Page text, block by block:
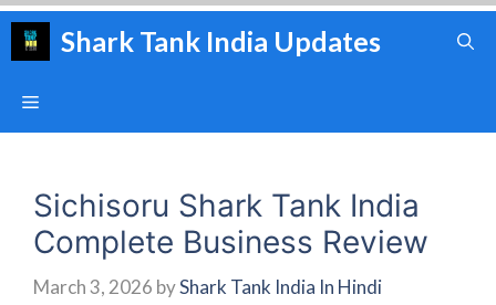
Skip
Shark Tank India Updates
Menu
Sichisoru Shark Tank India
Complete Business Review
March 3, 2026 byShark Tank India In Hindi